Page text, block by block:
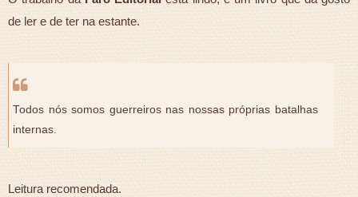
de ler e de ter na estante.
Todos nós somos guerreiros nas nossas próprias batalhas
internas.
Leitura recomendada.